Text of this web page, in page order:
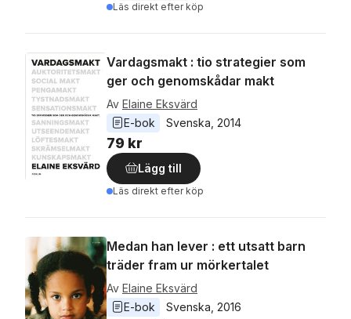
Läs direkt efter köp
Vardagsmakt : tio strategier som
ger och genomskådar makt
Av Elaine Eksvärd
E-bok
Svenska 2014
79 kr
Lägg till
Läs direkt efter köp
Medan han lever : ett utsatt barn
träder fram ur mörkertalet
Av Elaine Eksvärd
E-bok
Svenska 2016